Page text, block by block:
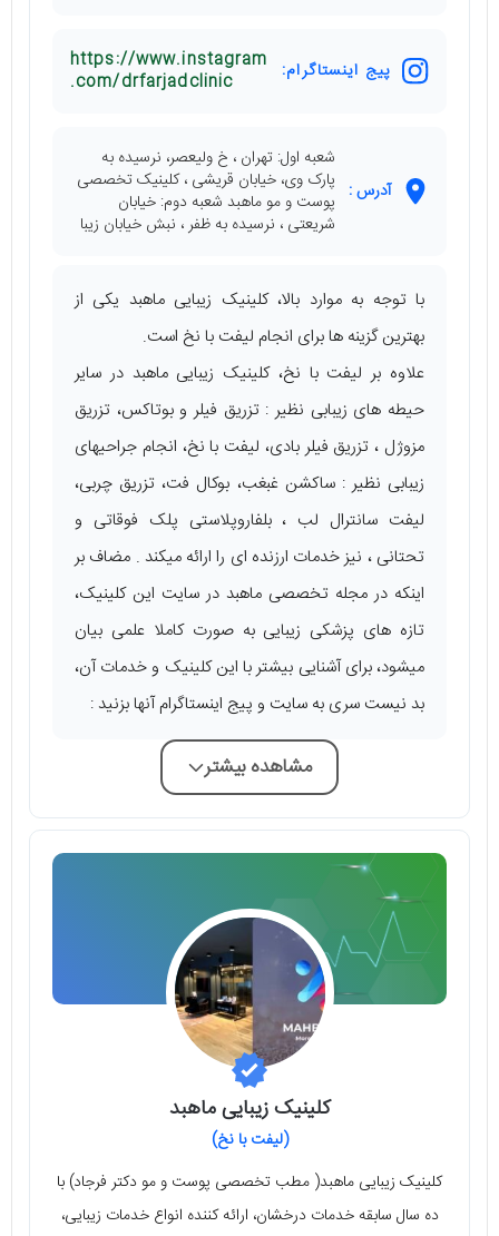
پیج اینستاگرام:
https://www.instagram
.com/drfarjadclinic
آدرس :
شعبه اول: تهران ، خ ولیعصر، نرسیده به
پارک وی، خیابان قریشی ، کلینیک تخصصی
پوست و مو ماهبد شعبه دوم: خیابان
شریعتی ، نرسیده به ظفر ، نبش خیابان زیبا
با توجه به موارد بالا، کلینیک زیبایی ماهبد یکی از
بهترین گزینه ها برای انجام لیفت با نخ است.
علاوه بر لیفت با نخ، کلینیک زیبایی ماهبد در سایر
حیطه های زیبابی نظیر : تزریق فیلر و بوتاکس، تزریق
مزوژل ، تزریق فیلر بادی، لیفت با نخ، انجام جراحیهای
زیبابی نظیر : ساکشن غبغب، بوکال فت، تزریق چربی،
لیفت سانترال لب ، بلفاروپلاستی پلک فوقاتی و
تحتانی ، نیز خدمات ارزنده ای را ارائه میکند . مضاف بر
اینکه در مجله تخصصی ماهبد در سایت این کلینیک،
تازه های پزشکی زیبایی به صورت کاملا علمی بیان
میشود، برای آشنایی بیشتر با این کلینیک و خدمات آن،
بد نیست سری به سایت و پیج اینستاگرام آنها بزنید :
مشاهده بیشتر
کلینیک زیبایی ماهبد
(لیفت با نخ)
کلینیک زیبایی ماهبد( مطب تخصصی پوست و مو دکتر فرجاد) با
ده سال سابقه خدمات درخشان، ارائه کننده انواع خدمات زیبایی،